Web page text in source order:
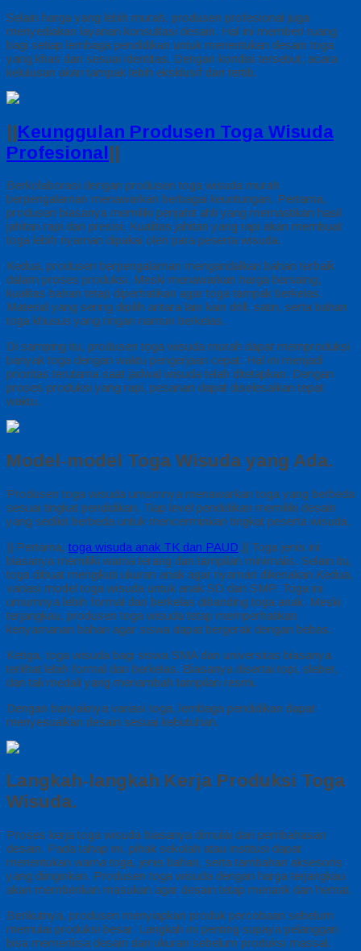
Selain harga yang lebih murah, produsen profesional juga
menyediakan layanan konsultasi desain. Hal ini memberi ruang
bagi setiap lembaga pendidikan untuk menentukan desain toga
yang khas dan sesuai identitas. Dengan kondisi tersebut, acara
kelulusan akan tampak lebih eksklusif dan tertib.
||Keunggulan Produsen Toga Wisuda
Profesional||
Berkolaborasi dengan produsen toga wisuda murah
berpengalaman menawarkan berbagai keuntungan. Pertama,
produsen biasanya memiliki penjahit ahli yang memastikan hasil
jahitan rapi dan presisi. Kualitas jahitan yang rapi akan membuat
toga lebih nyaman dipakai oleh para peserta wisuda.
Kedua, produsen berpengalaman mengandalkan bahan terbaik
dalam proses produksi. Meski menawarkan harga bersaing,
kualitas bahan tetap diperhatikan agar toga tampak berkelas.
Material yang sering dipilih antara lain kain drill, satin, serta bahan
toga khusus yang ringan namun berkelas.
Di samping itu, produsen toga wisuda murah dapat memproduksi
banyak toga dengan waktu pengerjaan cepat. Hal ini menjadi
prioritas terutama saat jadwal wisuda telah ditetapkan. Dengan
proses produksi yang rapi, pesanan dapat diselesaikan tepat
waktu.
Model‑model Toga Wisuda yang Ada.
Produsen toga wisuda umumnya menawarkan toga yang berbeda
sesuai tingkat pendidikan. Tiap level pendidikan memiliki desain
yang sedikit berbeda untuk mencerminkan tingkat peserta wisuda.
|| Pertama, toga wisuda anak TK dan PAUD.|| Toga jenis ini
biasanya memiliki warna terang dan tampilan minimalis. Selain itu,
toga dibuat mengikuti ukuran anak agar nyaman dikenakan.Kedua,
variasi model toga wisuda untuk anak SD dan SMP. Toga ini
umumnya lebih formal dan berkelas dibanding toga anak. Meski
terjangkau, produsen toga wisuda tetap memperhatikan
kenyamanan bahan agar siswa dapat bergerak dengan bebas.
Ketiga, toga wisuda bagi siswa SMA dan universitas biasanya
terlihat lebih formal dan berkelas. Biasanya disertai topi, sleber,
dan tali medali yang menambah tampilan resmi.
Dengan banyaknya variasi toga, lembaga pendidikan dapat
menyesuaikan desain sesuai kebutuhan.
Langkah-langkah Kerja Produksi Toga
Wisuda.
Proses kerja toga wisuda biasanya dimulai dari pembahasan
desain. Pada tahap ini, pihak sekolah atau institusi dapat
menentukan warna toga, jenis bahan, serta tambahan aksesoris
yang diinginkan. Produsen toga wisuda dengan harga terjangkau
akan memberikan masukan agar desain tetap menarik dan hemat.
Berikutnya, produsen menyiapkan produk percobaan sebelum
memulai produksi besar. Langkah ini penting supaya pelanggan
bisa memeriksa desain dan ukuran sebelum produksi massal.